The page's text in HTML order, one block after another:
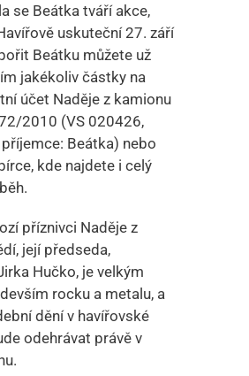
se Beátka tváří akce,
uskuteční 27. září
Beátku můžete už
jakékoliv částky na
účet Naděje z kamionu
2010 (VS 020426,
Beátka) nebo
kde najdete i celý
příznivci Naděje z
její předseda,
Hučko, je velkým
rocku a metalu, a
dění v havířovské
odehrávat právě v